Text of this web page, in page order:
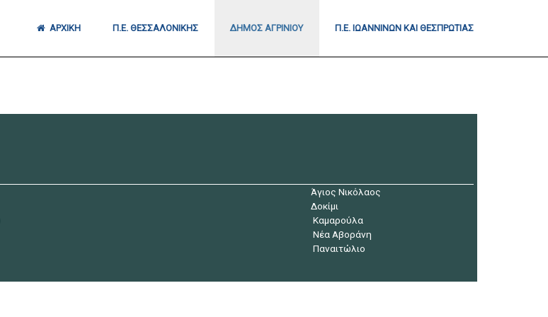
ΑΡΧΙΚΉ Π.Ε. ΘΕΣΣΑΛΟΝΊΚΗΣ ΔΉΜΟΣ ΑΓΡΙΝΊΟΥ Π.Ε. ΙΩΑΝΝΊΝΩΝ ΚΑΙ ΘΕΣΠΡΩΤΊΑΣ
Άγιος Νικόλαος
Δοκίμι
Καμαρούλα
Νέα Αβοράνη
Παναιτώλιο